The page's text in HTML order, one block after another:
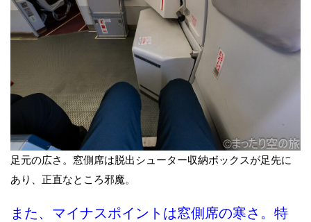
足元の広さ。窓側席は脱出シューター収納ボックスが足先に
あり、正直なところ邪魔。
また、マイナスポイントは窓側席の寒さ。特